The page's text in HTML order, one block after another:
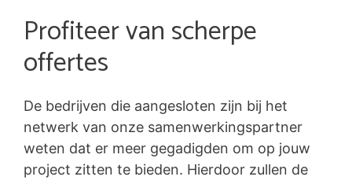
Profiteer van scherpe
offertes
De bedrijven die aangesloten zijn bij het
netwerk van onze samenwerkingspartner
weten dat er meer gegadigden om op jouw
project zitten te bieden. Hierdoor zullen de